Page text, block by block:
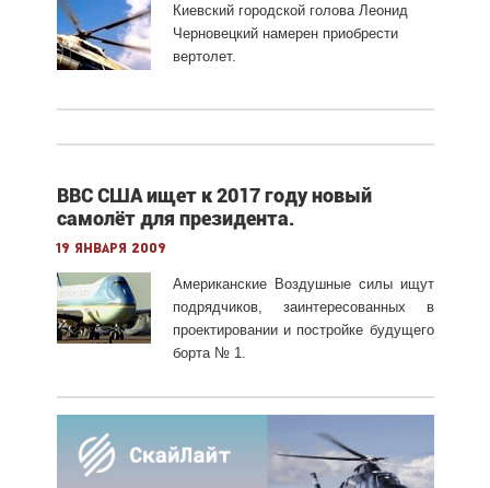
Киевский городской голова Леонид
Черновецкий намерен приобрести
вертолет.
ВВС США ищет к 2017 году новый
самолёт для президента.
19 января 2009
Американские Воздушные силы ищут
подрядчиков, заинтересованных в
проектировании и постройке будущего
борта № 1.